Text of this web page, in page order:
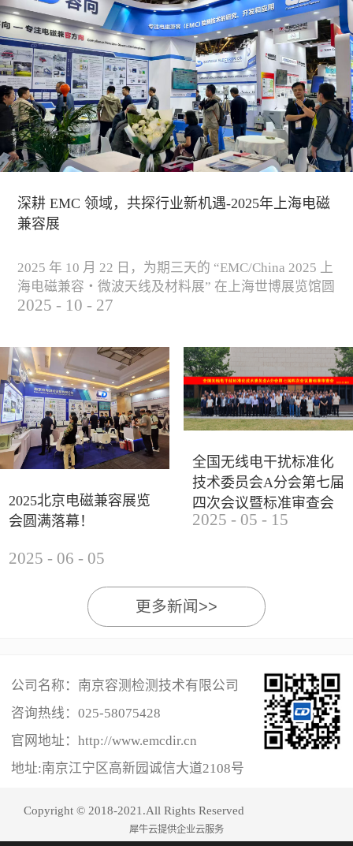
深耕 EMC 领域，共探行业新机遇-2025年上海电磁
兼容展
2025 年 10 月 22 日，为期三天的 “EMC/China 2025 上
海电磁兼容・微波天线及材料展” 在上海世博展览馆圆
满落下帷幕。作为电磁兼容领域的行业盛会，本届展
研讨及产品展示等多种形式，深入交流行业见解，踊
跃探索合作空间，为电磁兼容领域的高质量发展汇聚
了新动能。产品展示展会现场，公司展示了...
2025 - 10 - 27
2025北京电磁兼容展览
会圆满落幕！
2025 - 06 - 05
全国无线电干扰标准化
技术委员会A分会第七届
四次会议暨标准审查会
成功举办
2025 - 05 - 15
更多新闻>>
公司名称：南京容测检测技术有限公司
咨询热线： 025-58075428
官网地址：http://www.emcdir.cn
地址:南京江宁区高新园诚信大道2108号
Copyright © 2018-2021.All Rights Reserved
犀牛云提供企业云服务